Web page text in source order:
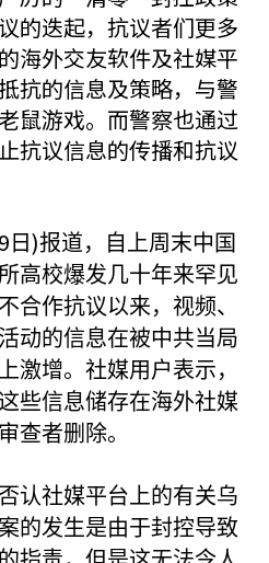
的迭起，抗议者们更多
海外交友软件及社媒平
抗的信息及策略，与警
鼠游戏。而警察也通过
抗议信息的传播和抗议
日 )报道，自上周末中国
高校爆发几十年来罕见
合作抗议以来，视频、
动的信息在被中共当局
激增。社媒用户表示，
些信息储存在海外社媒
查者删除。
认社媒平台上的有关乌
的发生是由于封控导致